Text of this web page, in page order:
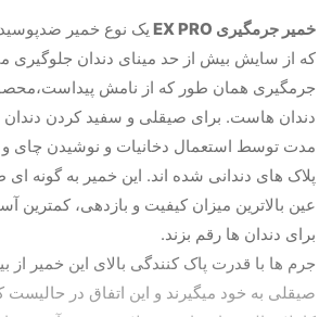
خمیر جرمگیری EX PRO
یک نوع خمیر
که از سایش بیش از حد مینای دندان جلوگیری
جرمگیری همان طور که از نامش
دندان هاست. برای صیقلی و سفید کردن دندان
مدت توسط استعمال دخانیات و نوشیدن چای و
پلاک های دندانی شده اند. این خمیر به گونه
عین بالاترین میزان کیفیت و بازدهی، کمترین
برای دندان ها رقم بزند.
جرم ها با قدرت پاک کنندگی بالای این خمیر
صیقلی به خود میگیرند و این اتفاق در حالیست